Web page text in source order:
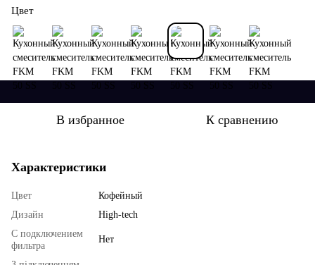
Цвет
В избранное К сравнению
Характеристики
Цвет
Кофейный
Дизайн
High-tech
С подключением
фильтра
Нет